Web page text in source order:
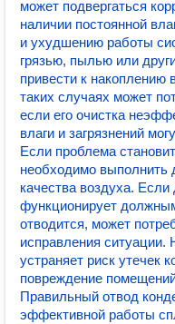
может подвергаться
наличии постоянной
и ухудшению работы
грязью, пылью или
привести к
таких случаях может
если его очистка
влаги и загрязнений
Если проблема
необходимо выполнить
качества воздуха.
функционирует
отводится, может
исправления
устраняет риск утечек
повреждение
Правильный отвод
эффективной работы